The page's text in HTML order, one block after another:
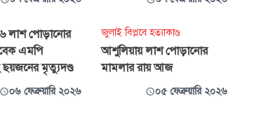
লাশ পোড়ানোর
এমপি
মৃত্যুদণ্ড
০৬ ফেব্রুয়ারি ২০২৬
জুলাই বিপ্লবে হত্যাকাণ্ড
আশুলিয়ায় লাশ পোড়ানোর
মামলার রায় আজ
০৫ ফেব্রুয়ারি ২০২৬